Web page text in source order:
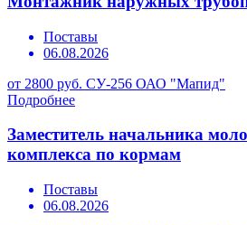
Поставы
06.08.2026
от 2800 руб. СУ-256 ОАО "Мапид"
Подробнее
Заместитель начальника
комплекса по кормам
Поставы
06.08.2026